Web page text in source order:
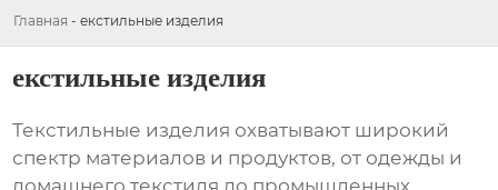
Главная - екстильные изделия
екстильные изделия
Текстильные изделия охватывают широкий
спектр материалов и продуктов, от одежды и